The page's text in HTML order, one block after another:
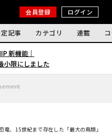
会員登録 ログイン
記事 カテゴリ 連載
新機能｜
小限にしました
竜、15世紀まで存在した「最大の鳥類」ジ